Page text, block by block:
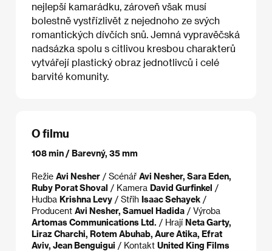
nejlepší kamarádku, zároveň však musí
bolestně vystřízlivět z nejednoho ze svých
romantických dívčích snů. Jemná vypravěčská
nadsázka spolu s citlivou kresbou charakterů
vytvářejí plastický obraz jednotlivců i celé
barvité komunity.
O filmu
108 min / Barevný, 35 mm
Režie Avi Nesher / Scénář Avi Nesher, Sara Eden,
Ruby Porat Shoval / Kamera David Gurfinkel /
Hudba Krishna Levy / Střih Isaac Sehayek /
Producent Avi Nesher, Samuel Hadida / Výroba
Artomas Communications Ltd. / Hrají Neta Garty,
Liraz Charchi, Rotem Abuhab, Aure Atika, Efrat
Aviv, Jean Benguigui / Kontakt United King Films